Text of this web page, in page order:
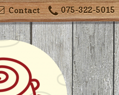
075-322-5015
Contact